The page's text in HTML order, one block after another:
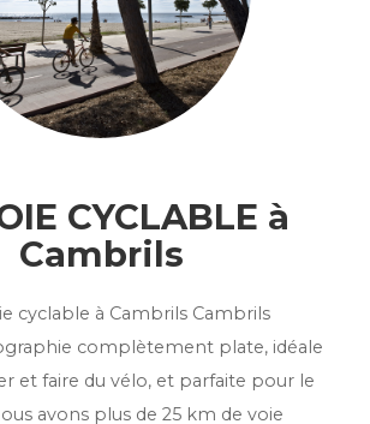
CYCLABLE à
Cambrils
cyclable à Cambrils Cambrils
complètement plate, idéale
et faire du vélo, et parfaite pour le
avons plus de 25 km de voie